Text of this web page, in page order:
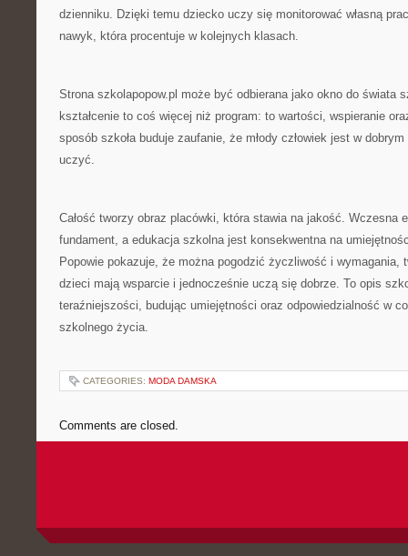
dzienniku. Dzięki temu dziecko uczy się monitorować własną
nawyk, która procentuje w kolejnych klasach.
Strona szkolapopow.pl może być odbierana jako okno do świata
kształcenie to coś więcej niż program: to wartości, wspieranie
sposób szkoła buduje zaufanie, że młody człowiek jest w
uczyć.
Całość tworzy obraz placówki, która stawia na jakość. Wczesna
fundament, a edukacja szkolna jest konsekwentna na
Popowie pokazuje, że można pogodzić życzliwość i wymagania,
dzieci mają wsparcie i jednocześnie uczą się dobrze. To opis
teraźniejszości, budując umiejętności oraz odpowiedzialność w
szkolnego życia.
CATEGORIES: MODA DAMSKA
Comments are closed.